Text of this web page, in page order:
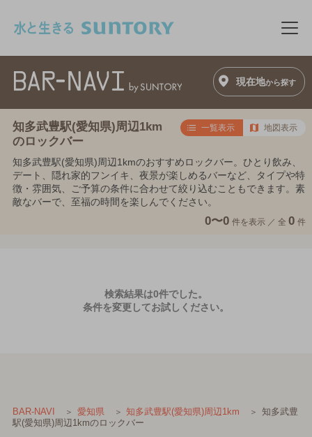
メ
現在地から探す
知多武豊駅(愛知県)周辺1km
のロックバー
一覧表示 地図表示
知多武豊駅(愛知県)周辺1kmのおすすめロックバー。ひとり飲み、
デート、隠れ家的フンイキ、夜景が楽しめるバーなど、タイプや特
徴・雰囲気、ご予算の条件に合わせて絞り込むこともできます。素
敵なバーで、至福の時間を楽しんでください。
0〜0 件を表示 ／ 全 0 件
検索結果は0件でした。
条件を変更してお試しください。
BAR-NAVI 愛知県 知多武豊駅(愛知県)周辺1km
知多武豊
駅(愛知県)周辺1kmのロックバー